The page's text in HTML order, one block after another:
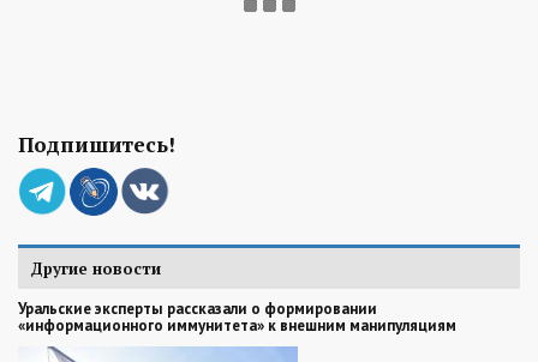
Подпишитесь!
Другие новости
Уральские эксперты рассказали о формировании
«информационного иммунитета» к внешним манипуляциям